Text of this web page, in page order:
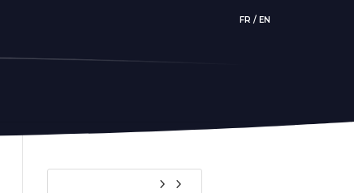
FR / EN